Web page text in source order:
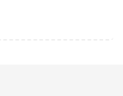
сентября на